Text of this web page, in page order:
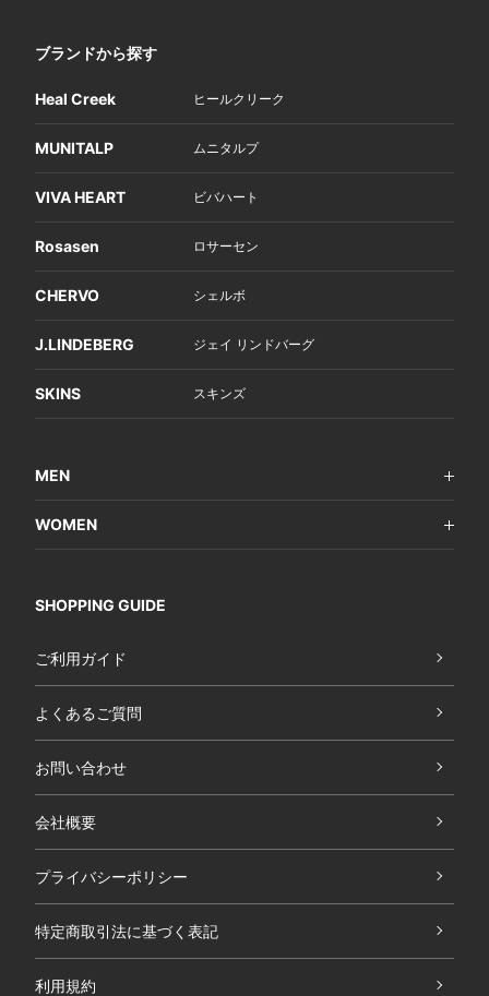
ブランドから探す
Heal Creek ヒールクリーク
MUNITALP ムニタルプ
VIVA HEART ビバハート
Rosasen ロサーセン
CHERVO シェルボ
J.LINDEBERG ジェイ リンドバーグ
SKINS スキンズ
MEN
WOMEN
SHOPPING GUIDE
ご利用ガイド
よくあるご質問
お問い合わせ
会社概要
プライバシーポリシー
特定商取引法に基づく表記
利用規約